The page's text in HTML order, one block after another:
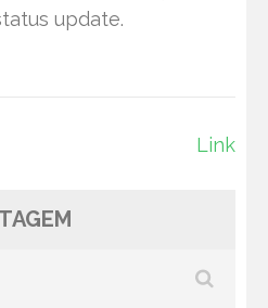
update.
Link